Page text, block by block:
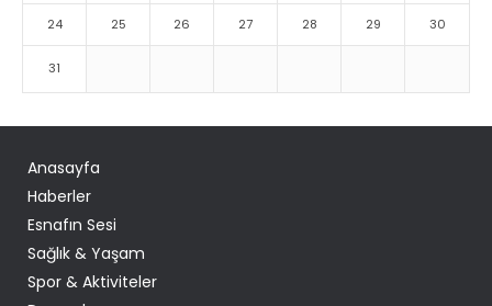
24 25 26 27 28 29 30
31
Anasayfa
Haberler
Esnafın Sesi
Sağlık & Yaşam
Spor & Aktiviteler